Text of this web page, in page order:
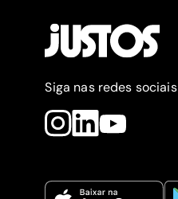
Siga nas redes sociais